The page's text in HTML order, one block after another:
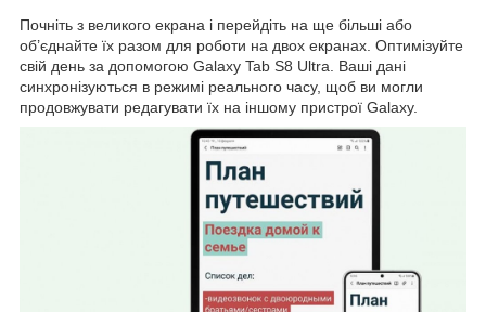
Почніть з великого екрана і перейдіть на ще більші або
об’єднайте їх разом для роботи на двох екранах. Оптимізуйте
свій день за допомогою Galaxy Tab S8 Ultra. Ваші дані
синхронізуються в режимі реального часу, щоб ви могли
продовжувати редагувати їх на іншому пристрої Galaxy.